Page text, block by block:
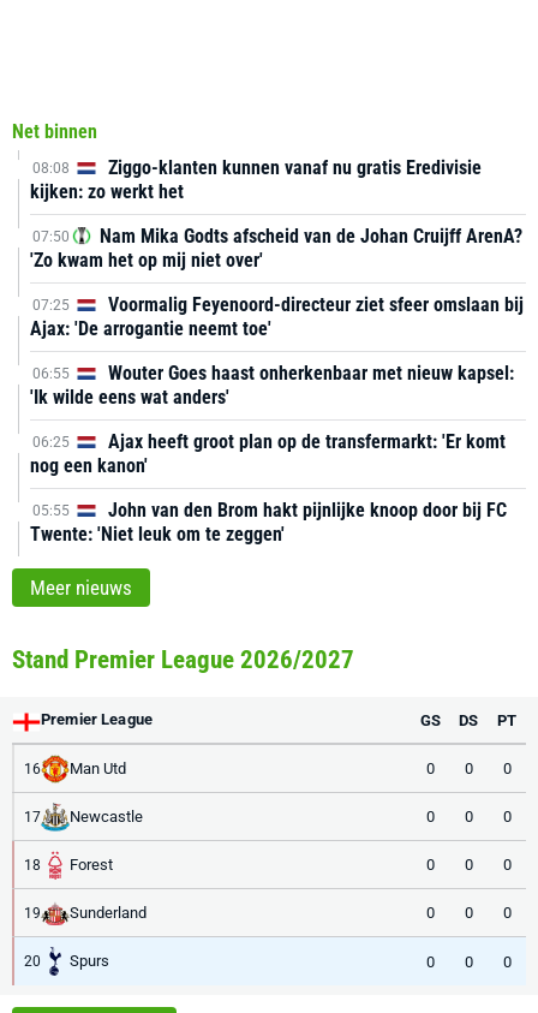
Net binnen
08:08
Ziggo-klanten kunnen vanaf nu gratis Eredivisie
kijken: zo werkt het
07:50
Nam Mika Godts afscheid van de Johan Cruijff ArenA?
'Zo kwam het op mij niet over'
07:25
Voormalig Feyenoord-directeur ziet sfeer omslaan bij
Ajax: 'De arrogantie neemt toe'
06:55
Wouter Goes haast onherkenbaar met nieuw kapsel:
'Ik wilde eens wat anders'
06:25
Ajax heeft groot plan op de transfermarkt: 'Er komt
nog een kanon'
05:55
John van den Brom hakt pijnlijke knoop door bij FC
Twente: 'Niet leuk om te zeggen'
Meer nieuws
Stand Premier League 2026/2027
Premier League GS DS PT
16 Man Utd 0 0 0
17 Newcastle 0 0 0
18 Forest 0 0 0
19 Sunderland 0 0 0
20 Spurs 0 0 0